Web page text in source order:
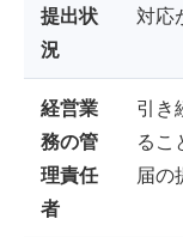
提出状
況
対応
経営業
務の管
理責任
者
引き
るこ
届の